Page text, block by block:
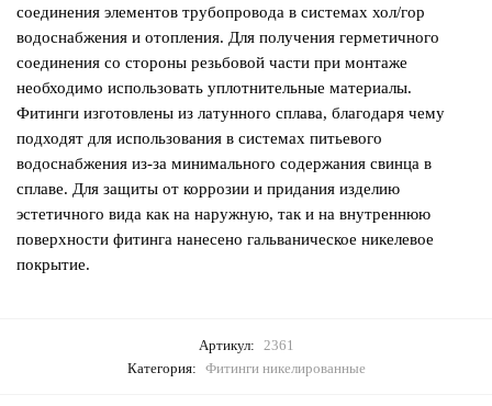
соединения элементов трубопровода в системах хол/гор
водоснабжения и отопления. Для получения герметичного
соединения со стороны резьбовой части при монтаже
необходимо использовать уплотнительные материалы.
Фитинги изготовлены из латунного сплава, благодаря чему
подходят для использования в системах питьевого
водоснабжения из-за минимального содержания свинца в
сплаве. Для защиты от коррозии и придания изделию
эстетичного вида как на наружную, так и на внутреннюю
поверхности фитинга нанесено гальваническое никелевое
покрытие.
Артикул:
2361
Категория: Фитинги никелированные